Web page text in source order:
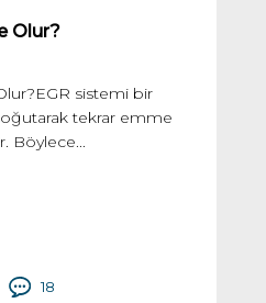
Olur?
sistemi bir
tekrar emme
Böylece...
18